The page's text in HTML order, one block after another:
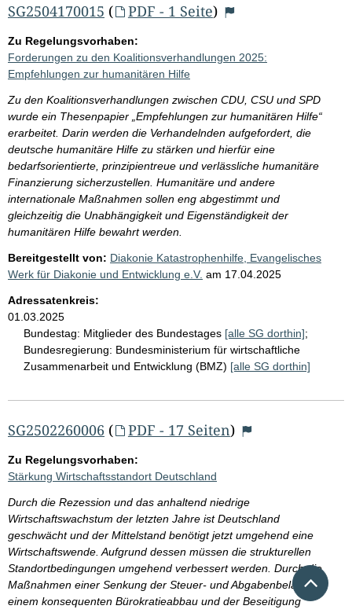
SG2504170015 ( PDF - 1 Seite)
Zu Regelungsvorhaben:
Forderungen zu den Koalitionsverhandlungen 2025:
Empfehlungen zur humanitären Hilfe
Zu den Koalitionsverhandlungen zwischen CDU, CSU und SPD
wurde ein Thesenpapier „Empfehlungen zur humanitären Hilfe“
erarbeitet. Darin werden die Verhandelnden aufgefordert, die
deutsche humanitäre Hilfe zu stärken und hierfür eine
bedarfsorientierte, prinzipientreue und verlässliche humanitäre
Finanzierung sicherzustellen. Humanitäre und andere
internationale Maßnahmen sollen eng abgestimmt und
gleichzeitig die Unabhängigkeit und Eigenständigkeit der
humanitären Hilfe bewahrt werden.
Bereitgestellt von: Diakonie Katastrophenhilfe, Evangelisches
Werk für Diakonie und Entwicklung e.V. am 17.04.2025
Adressatenkreis:
01.03.2025
Bundestag: Mitglieder des Bundestages [alle SG dorthin];
Bundesregierung: Bundesministerium für wirtschaftliche
Zusammenarbeit und Entwicklung (BMZ) [alle SG dorthin]
SG2502260006 ( PDF - 17 Seiten)
Zu Regelungsvorhaben:
Stärkung Wirtschaftsstandort Deutschland
Durch die Rezession und das anhaltend niedrige
Wirtschaftswachstum der letzten Jahre ist Deutschland
geschwächt und der Mittelstand benötigt jetzt umgehend eine
Wirtschaftswende. Aufgrund dessen müssen die strukturellen
Standortbedingungen umgehend verbessert werden. Durch die
Maßnahmen einer Senkung der Steuer- und Abgabenbelastung,
einem konsequenten Bürokratieabbau und der Beseitigung